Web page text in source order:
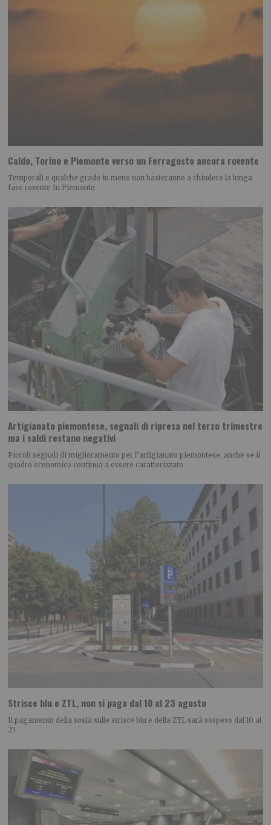
Caldo, Torino e Piemonte verso un Ferragosto ancora rovente
Temporali e qualche grado in meno non basteranno a chiudere la lunga
fase rovente In Piemonte
Artigianato piemontese, segnali di ripresa nel terzo trimestre
ma i saldi restano negativi
Piccoli segnali di miglioramento per l’artigianato piemontese, anche se il
quadro economico continua a essere caratterizzato
Strisce blu e ZTL, non si paga dal 10 al 23 agosto
Il pagamento della sosta sulle strisce blu e della ZTL sarà sospeso dal 10 al
23